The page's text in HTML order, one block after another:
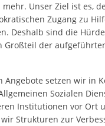
Unser Ziel ist es,
Zugang zu
Deshalb sind die
Großteil der
Angebote setzen wir in
Sozialen
Institutionen vor Ort
Strukturen zur